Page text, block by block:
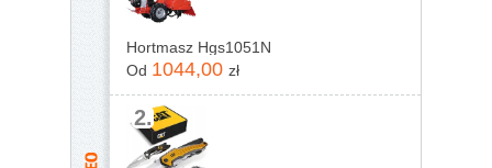
Hortmasz Hgs1051N
Od 1044,00 zł
2.